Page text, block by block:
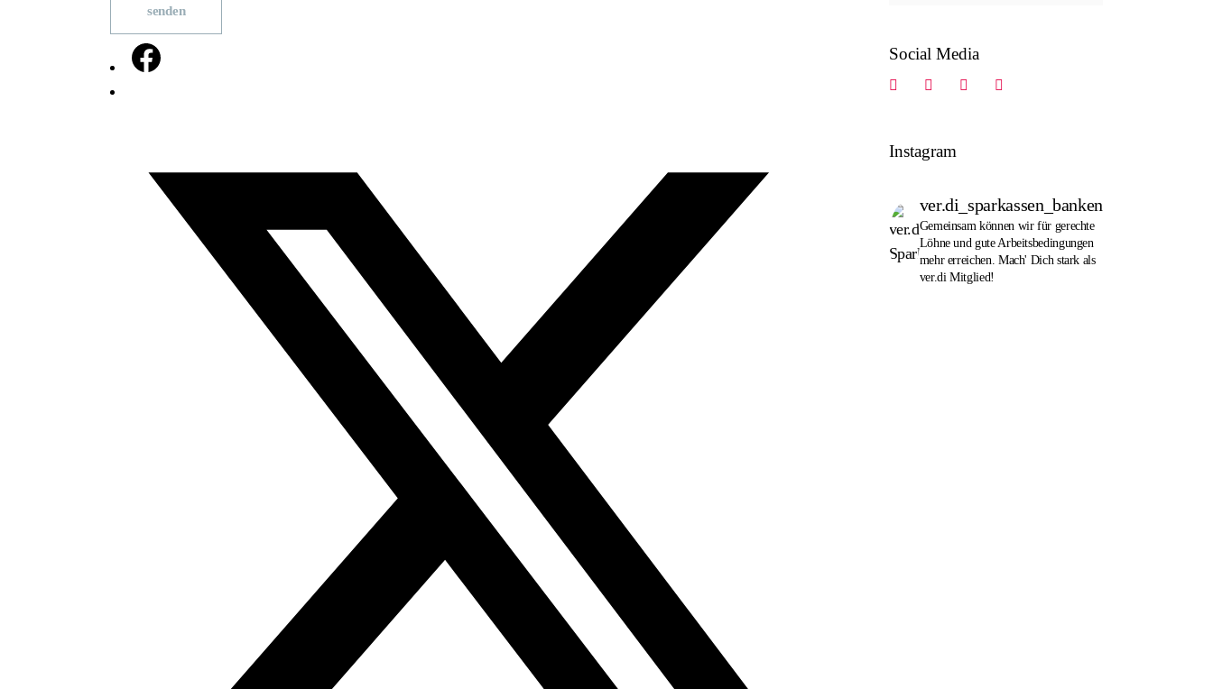
senden
Social Media
Instagram
ver.di_sparkassen_banken
Gemeinsam können wir für gerechte
Löhne und gute Arbeitsbedingungen
mehr erreichen. Mach' Dich stark als
ver.di Mitglied!